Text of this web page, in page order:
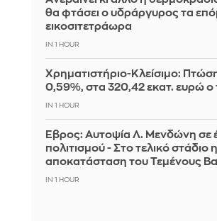
θα φτάσει ο υδράργυρος τα
εικοσιτετράωρα
IN 1 HOUR
Χρηματιστήριο-Κλείσιμο:
0,59%, στα 320,42 εκατ. ευρώ ο
IN 1 HOUR
Έβρος: Αυτοψία Λ. Μενδώνη σε
πολιτισμού - Στο τελικό στάδιο η
αποκατάσταση του Τεμένους
IN 1 HOUR